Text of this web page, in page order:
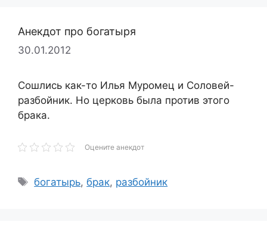
Анекдот про богатыря
30.01.2012
Сошлись как-то Илья Муромец и Соловей-
разбойник. Но церковь была против этого
брака.
Оцените анекдот
Метки
богатырь,брак, разбойник